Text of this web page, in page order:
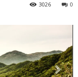
0
3026